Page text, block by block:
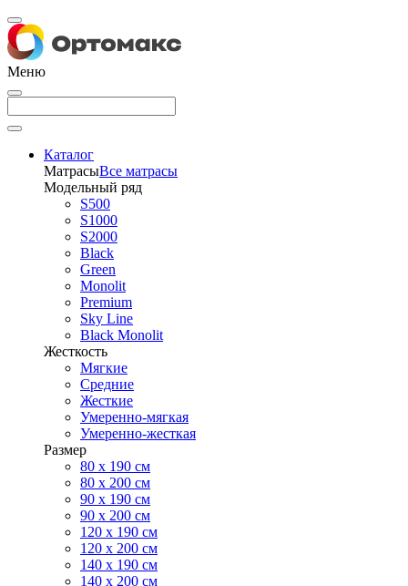
Меню
Каталог
МатрасыВсе матрасы
Модельный ряд
S500
S1000
S2000
Black
Green
Monolit
Premium
Sky Line
Black Monolit
Жесткость
Мягкие
Средние
Жесткие
Умеренно-мягкая
Умеренно-жесткая
Размер
80 х 190 см
80 х 200 см
90 х 190 см
90 х 200 см
120 х 190 см
120 х 200 см
140 х 190 см
140 х 200 см